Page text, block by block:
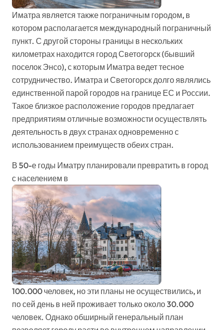
Иматра является также пограничным городом, в
котором располагается международный пограничный
пункт. С другой стороны границы в нескольких
километрах находится город Светогорск (бывший
поселок Энсо), с которым Иматра ведет тесное
сотрудничество. Иматра и Светогорск долго являлись
единственной парой городов на границе ЕС и России.
Такое близкое расположение городов предлагает
предприятиям отличные возможности осуществлять
деятельность в двух странах одновременно с
использованием преимуществ обеих стран.
В 50-е годы Иматру планировали превратить в город
с населением в
100.000 человек, но эти планы не осуществились, и
по сей день в ней проживает только около 30.000
человек. Однако обширный генеральный план